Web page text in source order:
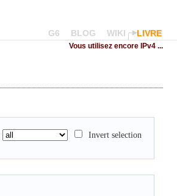
G6 BLOG WIKI LIVRE
Vous utilisez encore IPv4 ...
Invert selection